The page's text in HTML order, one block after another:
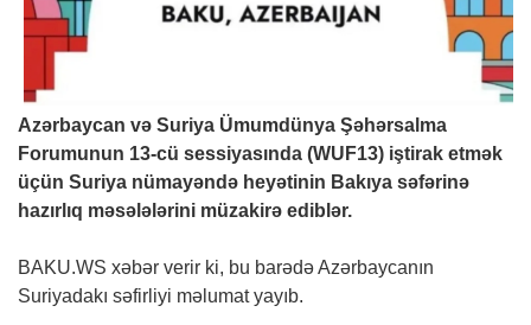
Azərbaycan və Suriya Ümumdünya Şəhərsalma
Forumunun 13-cü sessiyasında (WUF13) iştirak etmək
üçün Suriya nümayəndə heyətinin Bakıya səfərinə
hazırlıq məsələlərini müzakirə ediblər.
BAKU.WS xəbər verir ki, bu barədə Azərbaycanın
Suriyadakı səfirliyi məlumat yayıb.